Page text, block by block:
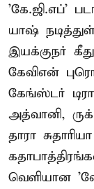
'கே.ஜி.எப்'
யாஷ்
இயக்குநர்
கேவிஎன்
கேங்ஸ்டர்
அத்வானி,
தாரா
வெளியான